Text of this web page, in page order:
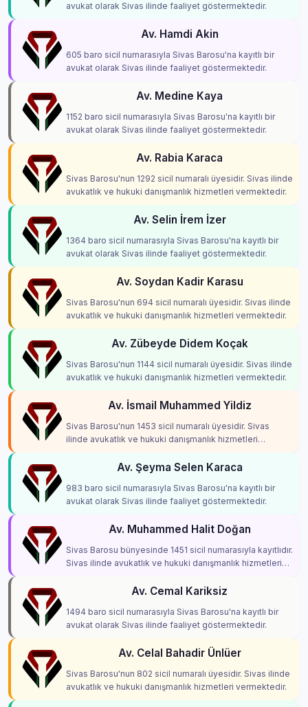
avukat olarak Sivas ilinde faaliyet göstermektedir.
Av. Hamdi Akin
605 baro sicil numarasıyla Sivas Barosu'na kayıtlı bir
avukat olarak Sivas ilinde faaliyet göstermektedir.
Av. Medine Kaya
1152 baro sicil numarasıyla Sivas Barosu'na kayıtlı bir
avukat olarak Sivas ilinde faaliyet göstermektedir.
Av. Rabia Karaca
Sivas Barosu'nun 1292 sicil numaralı üyesidir. Sivas ilinde
avukatlık ve hukuki danışmanlık hizmetleri vermektedir.
Av. Selin İrem İzer
1364 baro sicil numarasıyla Sivas Barosu'na kayıtlı bir
avukat olarak Sivas ilinde faaliyet göstermektedir.
Av. Soydan Kadir Karasu
Sivas Barosu'nun 694 sicil numaralı üyesidir. Sivas ilinde
avukatlık ve hukuki danışmanlık hizmetleri vermektedir.
Av. Zübeyde Didem Koçak
Sivas Barosu'nun 1144 sicil numaralı üyesidir. Sivas ilinde
avukatlık ve hukuki danışmanlık hizmetleri vermektedir.
Av. İsmail Muhammed Yildiz
Sivas Barosu'nun 1453 sicil numaralı üyesidir. Sivas
ilinde avukatlık ve hukuki danışmanlık hizmetleri
Av. Şeyma Selen Karaca
983 baro sicil numarasıyla Sivas Barosu'na kayıtlı bir
avukat olarak Sivas ilinde faaliyet göstermektedir.
Av. Muhammed Halit Doğan
Sivas Barosu bünyesinde 1451 sicil numarasıyla kayıtlıdır.
Sivas ilinde avukatlık ve hukuki danışmanlık hizmetleri
Av. Cemal Kariksiz
1494 baro sicil numarasıyla Sivas Barosu'na kayıtlı bir
avukat olarak Sivas ilinde faaliyet göstermektedir.
Av. Celal Bahadir Ünlüer
Sivas Barosu'nun 802 sicil numaralı üyesidir. Sivas ilinde
avukatlık ve hukuki danışmanlık hizmetleri vermektedir.